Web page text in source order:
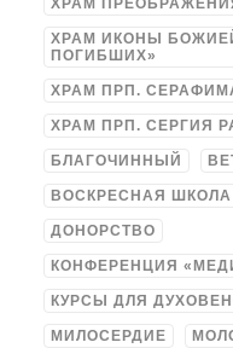
ХРАМ
ХРАМ ИКОНЫ
ПОГИБШИХ»
ХРАМ ПРП.
ХРАМ ПРП. СЕРГИЯ
БЛАГОЧИННЫЙ
ВОСКРЕСНАЯ ШКОЛА
ДОНОРСТВО
КОНФЕРЕНЦИЯ
КУРСЫ ДЛЯ
МИЛОСЕРДИЕ